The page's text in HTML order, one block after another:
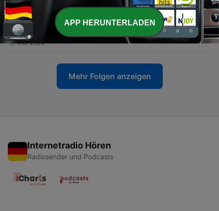
22 Mai 2020
5 - A visão do hoteleiro sobre o momento atual com
Givanaldo Hipólito
15 Mai 2020
Mehr Folgen anzeigen
Internetradio Hören
Radiosender und Podcasts
APP HERUNTERLADEN